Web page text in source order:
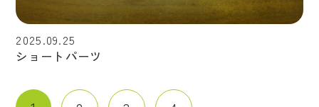
2025.09.25
ショートパーツ